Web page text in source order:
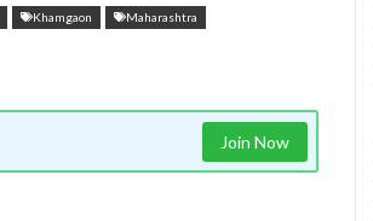
Khamgaon Maharashtra
Join Now